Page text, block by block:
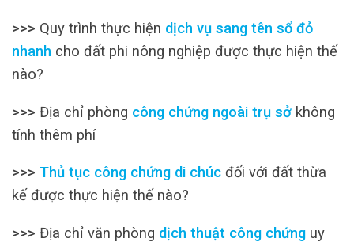
>>> Quy trình thực hiện dịch vụ sang tên sổ đỏ
nhanh cho đất phi nông nghiệp được thực hiện thế
nào?
>>> Địa chỉ phòng công chứng ngoài trụ sở không
tính thêm phí
>>> Thủ tục công chứng di chúc đối với đất thừa
kế được thực hiện thế nào?
>>> Địa chỉ văn phòng dịch thuật công chứng uy